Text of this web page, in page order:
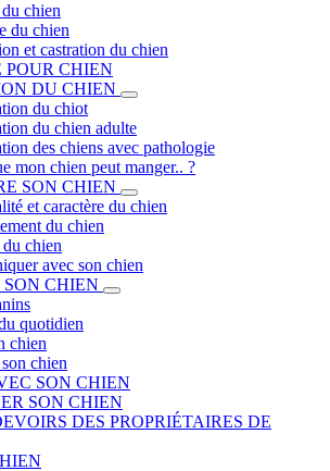
chien
du chien
et castration du chien
POUR CHIEN
DU CHIEN
du chiot
du chien adulte
des chiens avec pathologie
mon chien peut manger.. ?
SON CHIEN
et caractère du chien
du chien
chien
avec son chien
CHIEN
quotidien
chien
chien
SON CHIEN
SON CHIEN
DES PROPRIÉTAIRES DE